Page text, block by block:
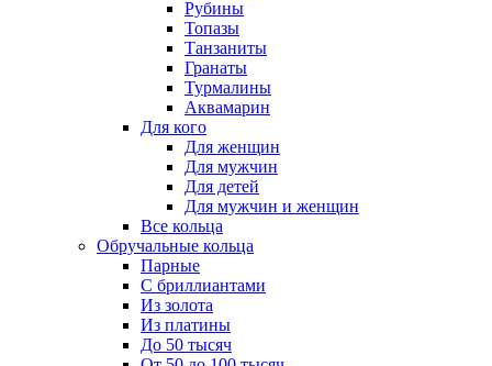
Рубины
Топазы
Танзаниты
Гранаты
Турмалины
Аквамарин
Для кого
Для женщин
Для мужчин
Для детей
Для мужчин и женщин
Все кольца
Обручальные кольца
Парные
С бриллиантами
Из золота
Из платины
До 50 тысяч